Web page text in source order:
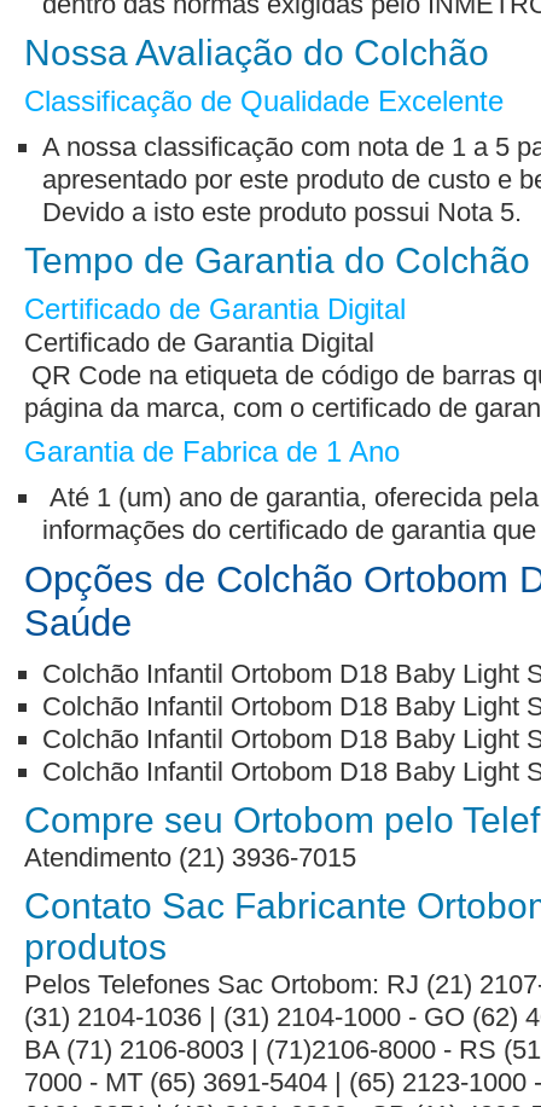
Nossa Avaliação do Colchão
Classificação de Qualidade Excelente
A nossa classificação com nota de 1 a 5
apresentado por este produto de custo e
Devido a isto este produto possui Nota 5.
Tempo de Garantia do Colchão
Certificado de Garantia Digital
Certificado de Garantia Digital
QR Code na etiqueta de código de barras
página da marca, com o certificado de
Garantia de Fabrica de 1 Ano
Até 1 (um) ano de garantia, oferecida
informações do certificado de garantia
Opções de Colchão Ortobom
Saúde
Colchão Infantil Ortobom D18 Baby Light
Colchão Infantil Ortobom D18 Baby Light
Colchão Infantil Ortobom D18 Baby Light
Colchão Infantil Ortobom D18 Baby Light
Compre seu Ortobom pelo
Atendimento (21) 3936-7015
Contato Sac Fabricante
produtos
Pelos Telefones Sac Ortobom: RJ (21)
(31) 2104-1036 | (31) 2104-1000 - GO (62)
BA (71) 2106-8003 | (71)2106-8000 - RS
7000 - MT (65) 3691-5404 | (65) 2123-1000